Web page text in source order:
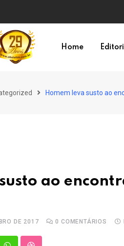
Milei e os escândalos no Brasil
Home
Homem leva susto ao
ao
DE 2017 0 COMENTÁRIOS